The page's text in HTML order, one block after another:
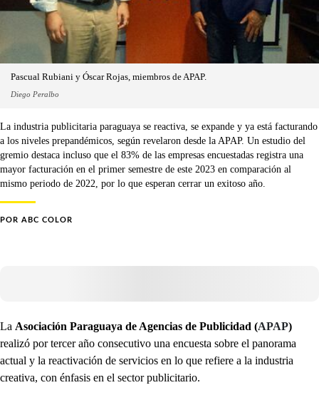
Pascual Rubiani y Óscar Rojas, miembros de APAP.
Diego Peralbo
La industria publicitaria paraguaya se reactiva, se expande y ya está facturando
a los niveles prepandémicos, según revelaron desde la APAP. Un estudio del
gremio destaca incluso que el 83% de las empresas encuestadas registra una
mayor facturación en el primer semestre de este 2023 en comparación al
mismo periodo de 2022, por lo que esperan cerrar un exitoso año.
POR ABC COLOR
La Asociación Paraguaya de Agencias de Publicidad (APAP)
realizó por tercer año consecutivo una encuesta sobre el panorama
actual y la reactivación de servicios en lo que refiere a la industria
creativa, con énfasis en el sector publicitario.